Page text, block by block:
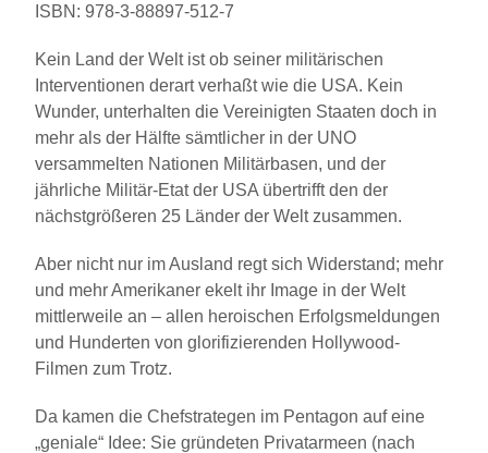
ISBN: 978-3-88897-512-7
Kein Land der Welt ist ob seiner militärischen
Interventionen derart verhaßt wie die USA. Kein
Wunder, unterhalten die Vereinigten Staaten doch in
mehr als der Hälfte sämtlicher in der UNO
versammelten Nationen Militärbasen, und der
jährliche Militär-Etat der USA übertrifft den der
nächstgrößeren 25 Länder der Welt zusammen.
Aber nicht nur im Ausland regt sich Widerstand; mehr
und mehr Amerikaner ekelt ihr Image in der Welt
mittlerweile an – allen heroischen Erfolgsmeldungen
und Hunderten von glorifizierenden Hollywood-
Filmen zum Trotz.
Da kamen die Chefstrategen im Pentagon auf eine
„geniale“ Idee: Sie gründeten Privatarmeen (nach